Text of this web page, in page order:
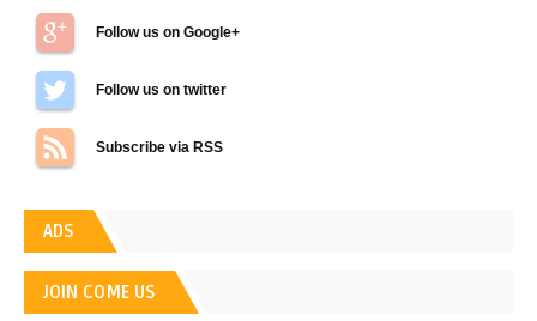
Follow us on Google+
Follow us on Twitter
Subscribe via RSS
ADS
JOIN COME US